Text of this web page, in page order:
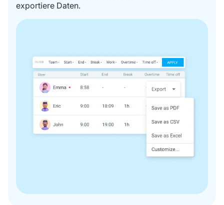
exportiere Daten.